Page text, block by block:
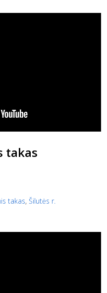
takas
takas, Šilutės r.